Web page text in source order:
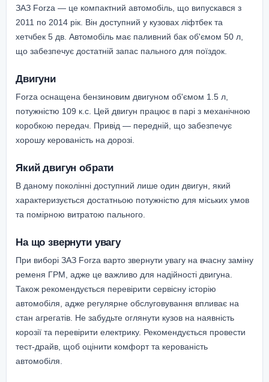
ЗАЗ Forza — це компактний автомобіль, що випускався з
2011 по 2014 рік. Він доступний у кузовах ліфтбек та
хетчбек 5 дв. Автомобіль має паливний бак об'ємом 50 л,
що забезпечує достатній запас пального для поїздок.
Двигуни
Forza оснащена бензиновим двигуном об'ємом 1.5 л,
потужністю 109 к.с. Цей двигун працює в парі з механічною
коробкою передач. Привід — передній, що забезпечує
хорошу керованість на дорозі.
Який двигун обрати
В даному поколінні доступний лише один двигун, який
характеризується достатньою потужністю для міських умов
та помірною витратою пального.
На що звернути увагу
При виборі ЗАЗ Forza варто звернути увагу на вчасну заміну
ременя ГРМ, адже це важливо для надійності двигуна.
Також рекомендується перевірити сервісну історію
автомобіля, адже регулярне обслуговування впливає на
стан агрегатів. Не забудьте оглянути кузов на наявність
корозії та перевірити електрику. Рекомендується провести
тест-драйв, щоб оцінити комфорт та керованість
автомобіля.